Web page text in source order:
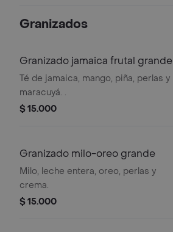
Granizados
Granizado jamaica frutal grande
Té de jamaica, mango, piña, perlas y
maracuyá. .
$ 15.000
Granizado milo-oreo grande
Milo, leche entera, oreo, perlas y
crema.
$ 15.000